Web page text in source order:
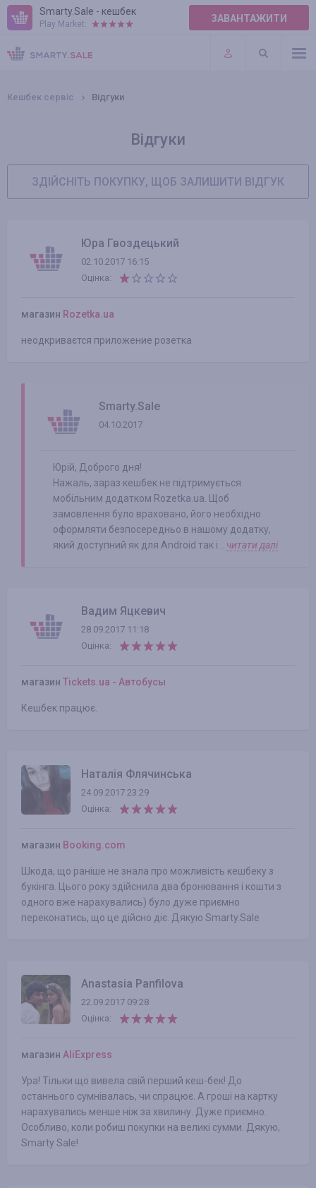
Smarty.Sale - кешбек
Play Market: ЗАВАНТАЖИТИ
ПРАВИЛА
ПЛАГІНИ
Кешбек сервіс Відгуки
Відгуки
ЗДІЙСНІТЬ ПОКУПКУ, ЩОБ ЗАЛИШИТИ ВІДГУК
Юра Гвоздецький
02.10.2017 16:15
Оцінка:
магазин Rozetka.ua
неодкриваєтся приложение розетка
Smarty.Sale
04.10.2017
Юрій, Доброго дня!
Нажаль, зараз кешбек не підтримується
мобільним додатком Rozetka.ua. Щоб
замовлення було враховано, його необхідно
оформляти безпосередньо в нашому додатку,
який доступний як для Android так і... читати далі
Вадим Яцкевич
28.09.2017 11:18
Оцінка:
магазин Tickets.ua - Автобусы
Кешбек працює.
Наталія Флячинська
24.09.2017 23:29
Оцінка:
магазин Booking.com
Шкода, що раніше не знала про можливість кешбеку з
букінга. Цього року здійснила два бронювання і кошти з
одного вже нарахувались) було дуже приємно
переконатись, що це дійсно діє. Дякую Smarty.Sale
Anastasia Panfilova
22.09.2017 09:28
Оцінка:
магазин AliExpress
Ура! Тільки що вивела свій перший кеш-бек! До
останнього сумнівалась, чи спрацює. А гроші на картку
нарахувались менше ніж за хвилину. Дуже приємно.
Особливо, коли робиш покупки на великі сумми. Дякую,
Smarty Sale!